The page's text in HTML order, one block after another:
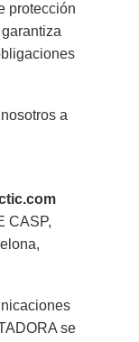
protección
a
CASP,
se